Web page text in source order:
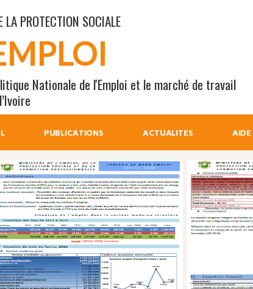
LA PROTECTION SOCIALE
Nationale de l'Emploi et le marché de travail
PUBLICATIONS ACTUALITES